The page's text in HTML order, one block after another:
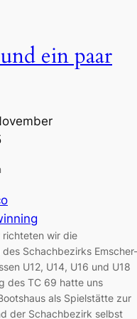
ein paar
richteten wir die
Schachbezirks Emscher-
U12, U14, U16 und U18
des TC 69 hatte uns
als Spielstätte zur
der Schachbezirk selbst